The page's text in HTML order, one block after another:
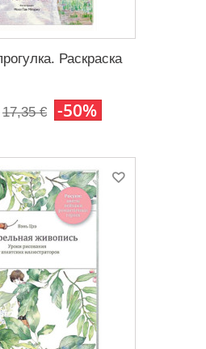
Раскраска
17,35 € -50%